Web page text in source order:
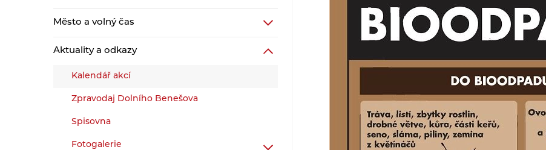
Město a volný čas
Aktuality a odkazy
Kalendář akcí
Zpravodaj Dolního Benešova
Spisovna
Fotogalerie